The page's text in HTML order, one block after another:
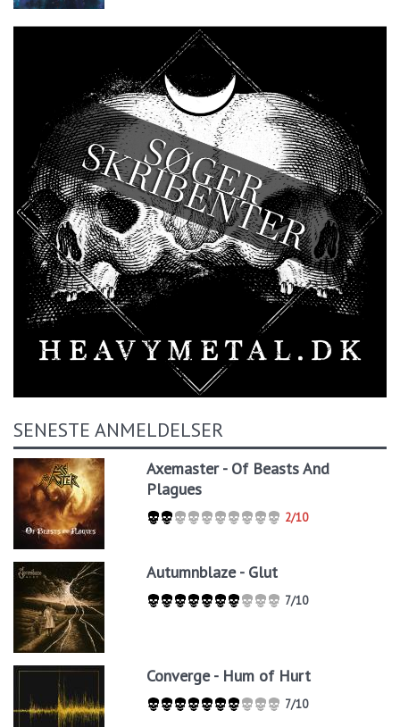
SENESTE ANMELDELSER
Axemaster - Of Beasts And
Plagues
2/10
Autumnblaze - Glut
7/10
Converge - Hum of Hurt
7/10